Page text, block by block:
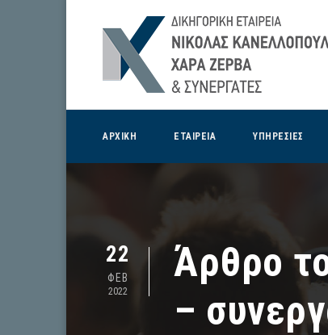
ΑΡΧΙΚΗ ΕΤΑΙΡΕΙΑ ΥΠΗΡΕΣΙΕΣ
22
ΦΕΒ
2022
Άρθρο
–